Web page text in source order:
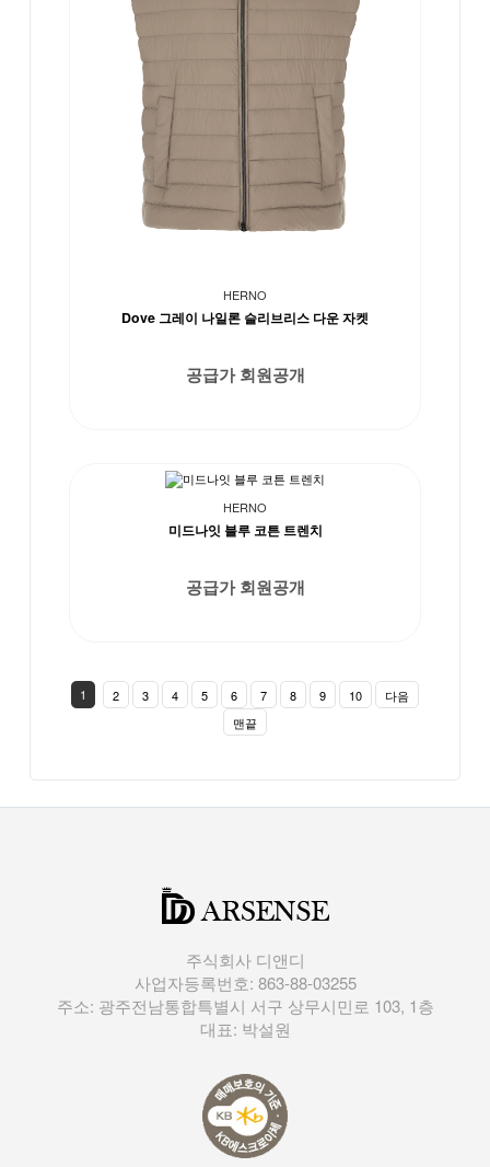
HERNO
Dove 그레이 나일론 슬리브리스 다운 자켓
공급가 회원공개
HERNO
미드나잇 블루 코튼 트렌치
공급가 회원공개
1 2 3 4 5 6 7 8 9 10
다음
맨끝
주식회사 디앤디
사업자등록번호: 863-88-03255
주소: 광주전남통합특별시 서구 상무시민로 103, 1층
대표: 박설원